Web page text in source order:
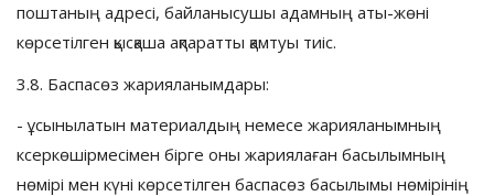
поштаның адресі, байланысушы адамның аты-жөні
көрсетілген қысқаша ақпаратты қамтуы тиіс.
3.8. Баспасөз жарияланымдары:
- ұсынылатын материалдың немесе жарияланымның
ксеркөшірмесімен бірге оны жариялаған басылымның
нөмірі мен күні көрсетілген баспасөз басылымы нөмірінің